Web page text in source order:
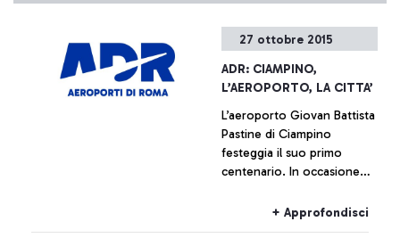
27 ottobre 2015
ADR: CIAMPINO,
L’AEROPORTO, LA CITTA’
L’aeroporto Giovan Battista
Pastine di Ciampino
festeggia il suo primo
centenario. In occasione
prossimo 27 ottobre fino al
+ Approfondisci